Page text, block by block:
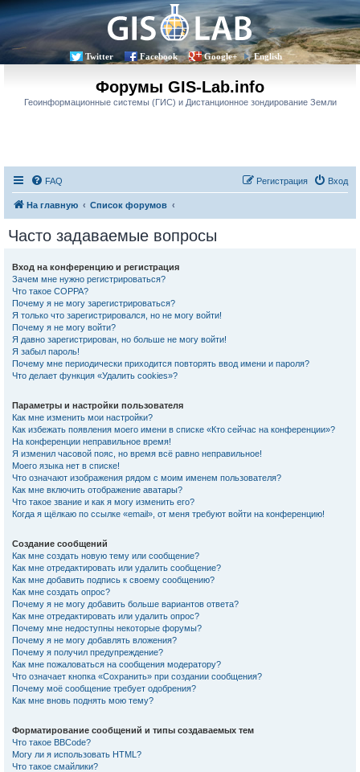
Twitter Facebook Google+ English
Форумы GIS-Lab.info
Геоинформационные системы (ГИС) и Дистанционное зондирование Земли
FAQ Вход
Регистрация
На главную Список форумов
Часто задаваемые вопросы
Вход на конференцию и регистрация
Зачем мне нужно регистрироваться?
Что такое COPPA?
Почему я не могу зарегистрироваться?
Я только что зарегистрировался, но не могу войти!
Почему я не могу войти?
Я давно зарегистрирован, но больше не могу войти!
Я забыл пароль!
Почему мне периодически приходится повторять ввод имени и пароля?
Что делает функция «Удалить cookies»?
Параметры и настройки пользователя
Как мне изменить мои настройки?
Как избежать появления моего имени в списке «Кто сейчас на конференции»?
На конференции неправильное время!
Я изменил часовой пояс, но время всё равно неправильное!
Моего языка нет в списке!
Что означают изображения рядом с моим именем пользователя?
Как мне включить отображение аватары?
Что такое звание и как я могу изменить его?
Когда я щёлкаю по ссылке «email», от меня требуют войти на конференцию!
Создание сообщений
Как мне создать новую тему или сообщение?
Как мне отредактировать или удалить сообщение?
Как мне добавить подпись к своему сообщению?
Как мне создать опрос?
Почему я не могу добавить больше вариантов ответа?
Как мне отредактировать или удалить опрос?
Почему мне недоступны некоторые форумы?
Почему я не могу добавлять вложения?
Почему я получил предупреждение?
Как мне пожаловаться на сообщения модератору?
Что означает кнопка «Сохранить» при создании сообщения?
Почему моё сообщение требует одобрения?
Как мне вновь поднять мою тему?
Форматирование сообщений и типы создаваемых тем
Что такое BBCode?
Могу ли я использовать HTML?
Что такое смайлики?